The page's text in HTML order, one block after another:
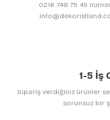
0216 748 75 45
1-5 İş
Sipariş verdiğiniz ürünler
sorunsuz bir